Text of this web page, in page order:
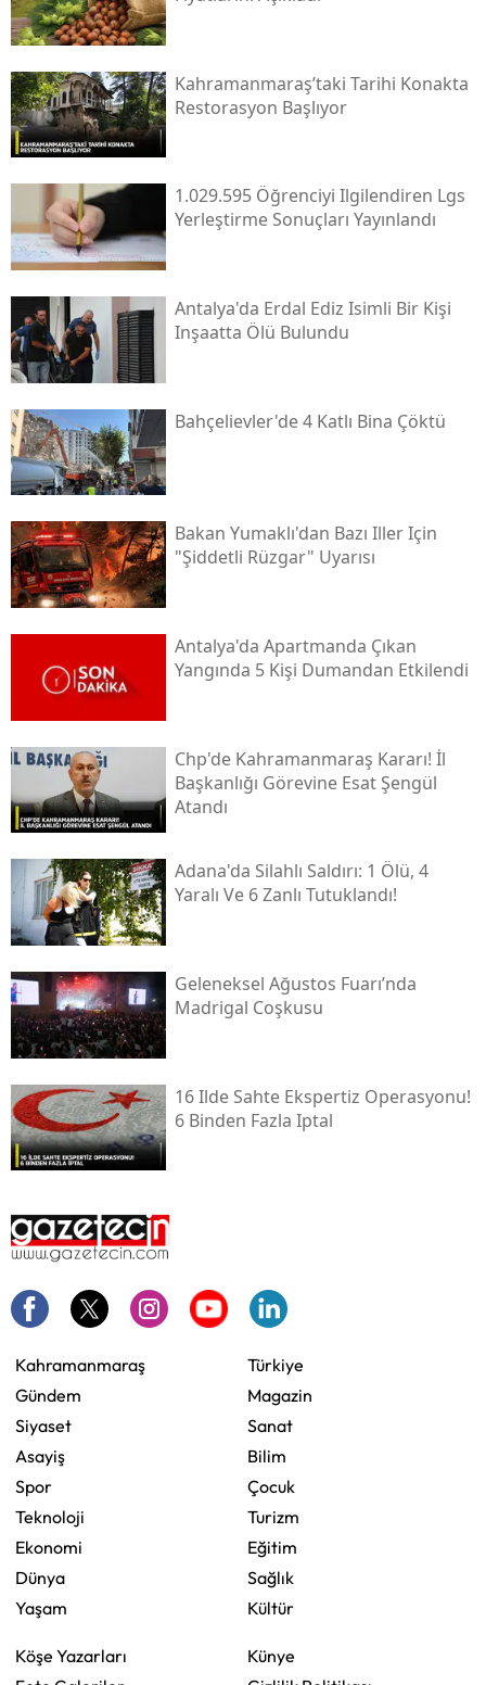
Kahramanmaraş’taki Tarihi Konakta
Restorasyon Başlıyor
1.029.595 Öğrenciyi Ilgilendiren Lgs
Yerleştirme Sonuçları Yayınlandı
Antalya'da Erdal Ediz Isimli Bir Kişi
Inşaatta Ölü Bulundu
Bahçelievler'de 4 Katlı Bina Çöktü
Bakan Yumaklı'dan Bazı Iller Için
"şiddetli Rüzgar" Uyarısı
Antalya'da Apartmanda Çıkan
Yangında 5 Kişi Dumandan Etkilendi
Chp'de Kahramanmaraş Kararı! İl
Başkanlığı Görevine Esat Şengül
Atandı
Adana'da Silahlı Saldırı: 1 Ölü, 4
Yaralı Ve 6 Zanlı Tutuklandı!
Geleneksel Ağustos Fuarı’nda
Madrigal Coşkusu
16 Ilde Sahte Ekspertiz Operasyonu!
6 Binden Fazla Iptal
Kahramanmaraş
Gündem
Siyaset
Asayiş
Spor
Teknoloji
Ekonomi
Dünya
Yaşam
Türkiye
Magazin
Sanat
Bilim
Çocuk
Turizm
Eğitim
Sağlık
Kültür
Köşe Yazarları
Künye